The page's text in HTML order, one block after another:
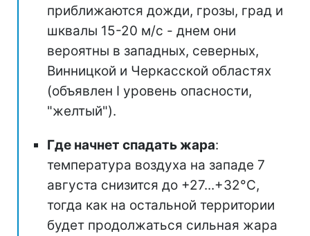
приближаются дожди, грозы, град и
шквалы 15-20 м/с - днем они
вероятны в западных, северных,
Винницкой и Черкасской областях
(объявлен I уровень опасности,
"желтый").
Где начнет спадать жара:
температура воздуха на западе 7
августа снизится до +27...+32°С,
тогда как на остальной территории
будет продолжаться сильная жара